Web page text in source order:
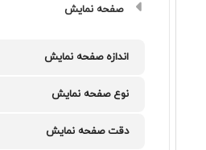
صفحه نمایش
اندازه صفحه نمایش
نوع صفحه نمایش
دقت صفحه نمایش